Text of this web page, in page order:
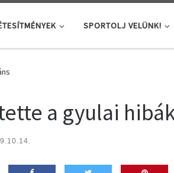
SPORTOLJ VELÜNK!
a gyulai